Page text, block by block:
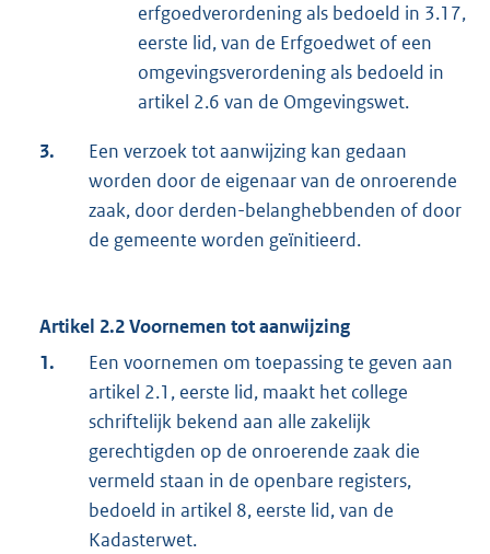
erfgoedverordening als bedoeld in 3.17,
eerste lid, van de Erfgoedwet of een
omgevingsverordening als bedoeld in
artikel 2.6 van de Omgevingswet.
3.
Een verzoek tot aanwijzing kan gedaan
worden door de eigenaar van de onroerende
zaak, door derden-belanghebbenden of door
de gemeente worden geïnitieerd.
Artikel 2.2 Voornemen tot aanwijzing
1.
Een voornemen om toepassing te geven aan
artikel 2.1, eerste lid, maakt het college
schriftelijk bekend aan alle zakelijk
gerechtigden op de onroerende zaak die
vermeld staan in de openbare registers,
bedoeld in artikel 8, eerste lid, van de
Kadasterwet.